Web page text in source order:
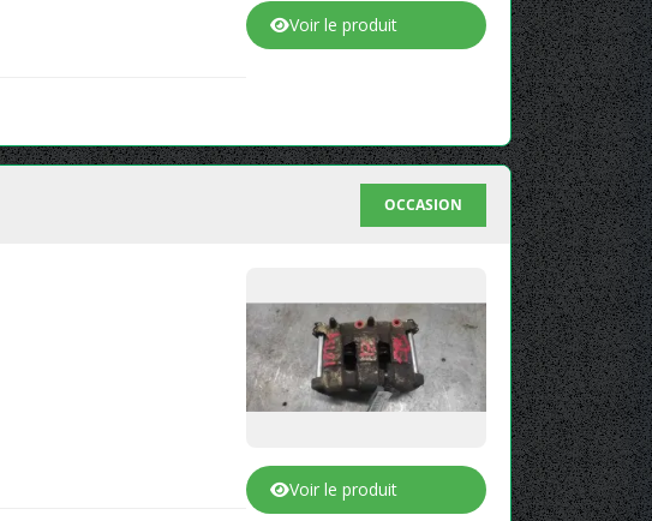
Voir le produit
OCCASION
Voir le produit